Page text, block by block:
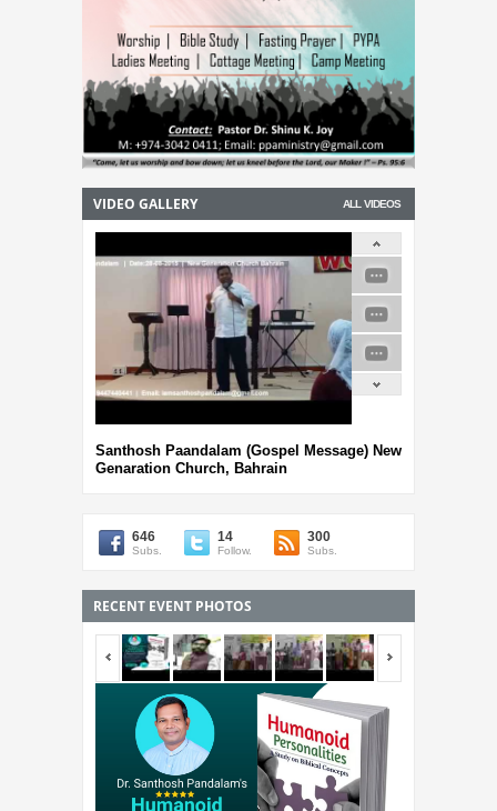
ALL VIDEOS
VIDEO GALLERY
Santhosh Paandalam (Gospel Message) New
Genaration Church, Bahrain
646
Subs.
14
Follow.
300
Subs.
RECENT EVENT PHOTOS
<span></span>